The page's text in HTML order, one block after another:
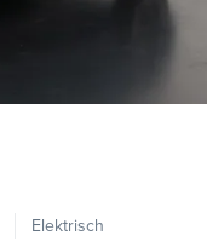
Elektrisch